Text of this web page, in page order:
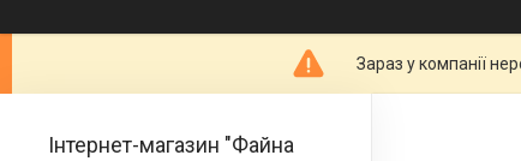
Зараз у компанії
Інтернет-магазин "Файна